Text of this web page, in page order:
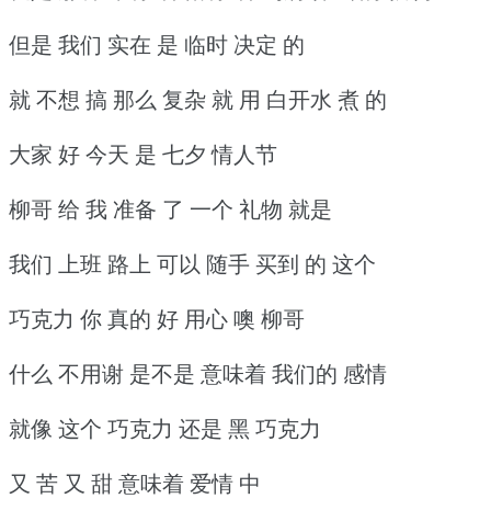
但是 我们 实在 是 临时 决定 的
就 不想 搞 那么 复杂 就 用 白开水 煮 的
大家 好 今天 是 七夕 情人节
柳哥 给 我 准备 了 一个 礼物 就是
我们 上班 路上 可以 随手 买到 的 这个
巧克力 你 真的 好 用心 噢 柳哥
什么 不用谢 是不是 意味着 我们的 感情
就像 这个 巧克力 还是 黑 巧克力
又 苦 又 甜 意味着 爱情 中